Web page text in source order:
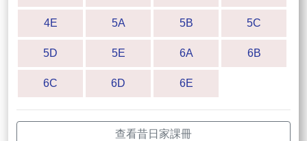
4E 5A 5B 5C
5D 5E 6A 6B
6C 6D 6E
查看昔日家課冊